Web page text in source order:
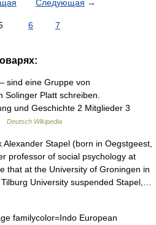
Следующая →
6 7
sind eine Gruppe von
Solinger Platt schreiben.
und Geschichte 2 Mitglieder 3
Deutsch Wikipedia
Stapel (born in Oegstgeest,
professor of social psychology at
that at the University of Groningen in
University suspended Stapel,…
familycolor=Indo European